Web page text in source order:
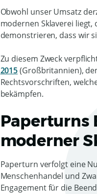
Obwohl unser Umsatz
modernen Sklaverei liegt,
demonstrieren, dass wir
Zu diesem Zweck
2015(Großbritannien),
Rechtsvorschriften,
bekämpfen.
Paperturns
moderner
Paperturn verfolgt eine
Menschenhandel und
Engagement für die